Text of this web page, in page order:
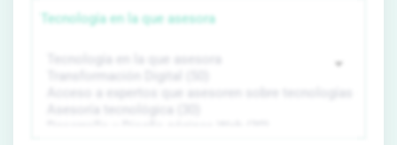
Tecnología en la que asesora